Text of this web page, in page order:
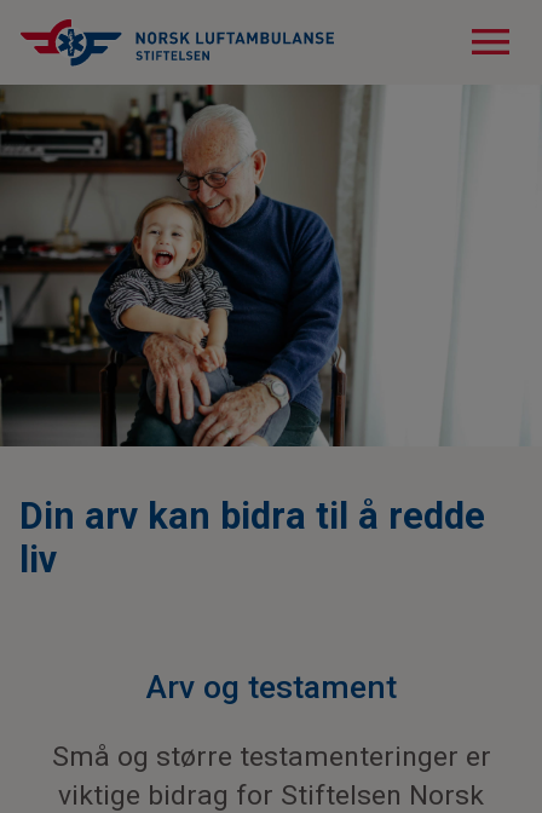
menu
Din arv kan bidra til å redde
liv
Arv og testament
Små og større testamenteringer er
viktige bidrag for Stiftelsen Norsk